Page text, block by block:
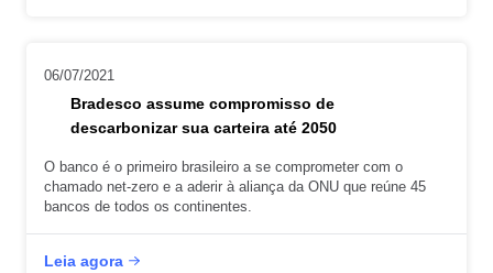
06/07/2021
Bradesco assume compromisso de
descarbonizar sua carteira até 2050
O banco é o primeiro brasileiro a se comprometer com o
chamado net-zero e a aderir à aliança da ONU que reúne 45
bancos de todos os continentes.
Leia agora